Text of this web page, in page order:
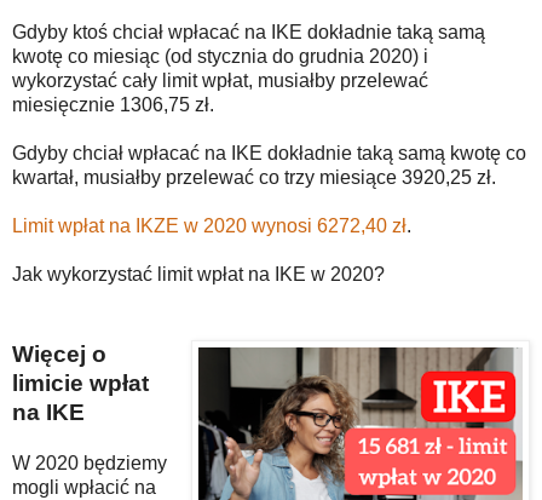
Gdyby ktoś chciał wpłacać na IKE dokładnie taką samą
kwotę co miesiąc (od stycznia do grudnia 2020) i
wykorzystać cały limit wpłat, musiałby przelewać
miesięcznie 1306,75 zł.
Gdyby chciał wpłacać na IKE dokładnie taką samą kwotę co
kwartał, musiałby przelewać co trzy miesiące 3920,25 zł.
Limit wpłat na IKZE w 2020 wynosi 6272,40 zł.
Jak wykorzystać limit wpłat na IKE w 2020?
Więcej o
limicie wpłat
na IKE
W 2020 będziemy
mogli wpłacić na